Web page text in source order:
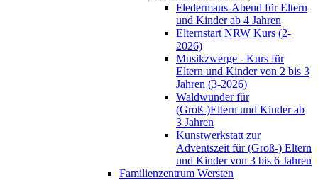
Fledermaus-Abend für Eltern
und Kinder ab 4 Jahren
Elternstart NRW Kurs (2-
2026)
Musikzwerge - Kurs für
Eltern und Kinder von 2 bis 3
Jahren (3-2026)
Waldwunder für
(Groß-)Eltern und Kinder ab
3 Jahren
Kunstwerkstatt zur
Adventszeit für (Groß-) Eltern
und Kinder von 3 bis 6 Jahren
Familienzentrum Wersten